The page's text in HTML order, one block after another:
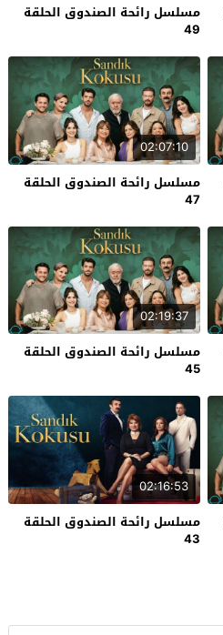
مسلسل رائحة الصندوق الحلقة
49
02:07:10
مسلسل رائحة الصندوق الحلقة
47
02:19:37
مسلسل رائحة الصندوق الحلقة
45
02:16:53
مسلسل رائحة الصندوق الحلقة
43